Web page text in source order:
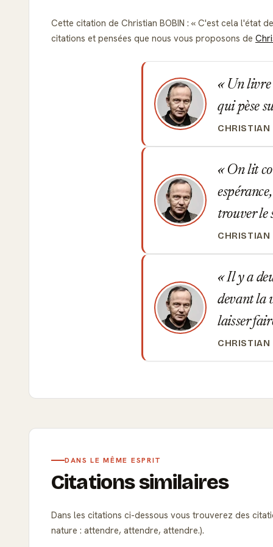
Cette citation de Christian BOBIN :
C'est cela l'état
citations et pensées que nous vous proposons de
Un livre
qui pèse
CHRISTIAN
On lit
trouver le
CHRISTIAN
Il y a
devant la
laisser
CHRISTIAN
DANS LE MÊME ESPRIT
Citations similaires
Dans les citations ci-dessous vous trouverez des
nature : attendre, attendre, attendre.).